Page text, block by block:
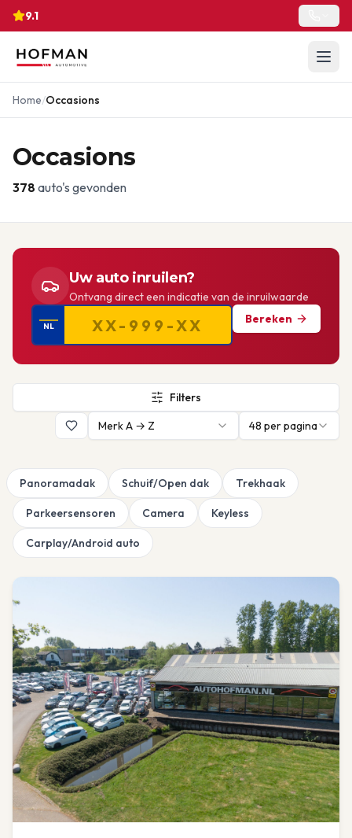
9.1
Home/Occasions
Occasions
378 auto's gevonden
Uw auto inruilen?
Ontvang direct een indicatie van de inruilwaarde
NL
Bereken
Filters
Merk A → Z
48 per pagina
Panoramadak Schuif/Open dak Trekhaak
Parkeersensoren Camera Keyless
Carplay/Android auto